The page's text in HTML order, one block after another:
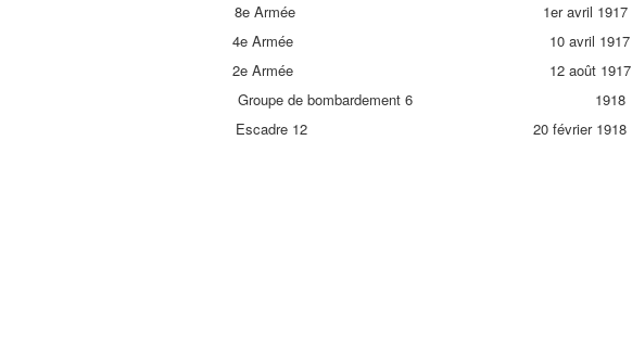
8e Armée 1er avril 1917
4e Armée 10 avril 1917
2e Armée 12 août 1917
Groupe de bombardement 6 1918
Escadre 12 20 février 1918